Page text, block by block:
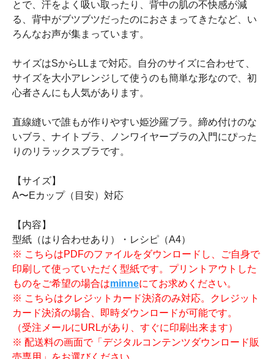
とで、汗をよく吸い取ったり、背中の肌の不快感が減
る、背中がブツブツだったのにおさまってきたなど、い
ろんなお声が集まっています。
サイズはSからLLまで対応。自分のサイズに合わせて、
サイズを大小アレンジして使うのも簡単な形なので、初
心者さんにも人気があります。
直線縫いで誰もが作りやすい姫沙羅ブラ。締め付けのな
いブラ、ナイトブラ、ノンワイヤーブラの入門にぴった
りのリラックスブラです。
【サイズ】
A〜Eカップ（目安）対応
【内容】
型紙（はり合わせあり）・レシピ（A4）
※ こちらはPDFのファイルをダウンロードし、ご自身で
印刷して使っていただく型紙です。プリントアウトした
ものをご希望の場合はminneにてお求めください。
※ こちらはクレジットカード決済のみ対応。クレジット
カード決済の場合、即時ダウンロードが可能です。
（受注メールにURLがあり、すぐに印刷出来ます）
※ 配送料の画面で「デジタルコンテンツダウンロード販
売専用」をお選びください。